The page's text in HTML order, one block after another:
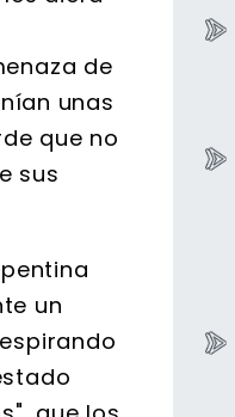
de
unas
que no
sus
un